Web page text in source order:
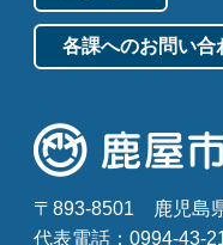
各課へのお問い合
〒893-8501
鹿児島
代表電話：0994-43-